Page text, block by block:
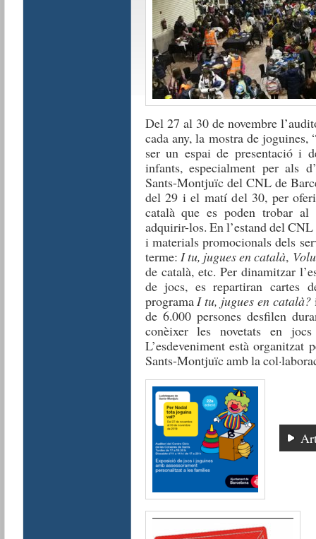
Del 27 al 30 de novembre
cada any, la mostra de
ser un espai de presentació i
infants, especialment per als
Sants-Montjuïc del CNL de
del 29 i el matí del 30, per
català que es poden trobar
adquirir-los. En l’estand del
i materials promocionals dels
terme: I tu, jugues en català,
de català, etc. Per dinamitzar
de jocs, es repartiran cartes
programaI tu, jugues en català?
de 6.000 persones desfilen
conèixer les novetats en
L’esdeveniment està
Sants-Montjuïc amb la